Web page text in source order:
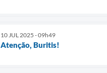
10 JUL 2025 - 09h49
Atenção, Buritis!